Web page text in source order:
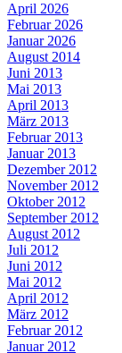
April 2026
Februar 2026
Januar 2026
August 2014
Juni 2013
Mai 2013
April 2013
März 2013
Februar 2013
Januar 2013
Dezember 2012
November 2012
Oktober 2012
September 2012
August 2012
Juli 2012
Juni 2012
Mai 2012
April 2012
März 2012
Februar 2012
Januar 2012